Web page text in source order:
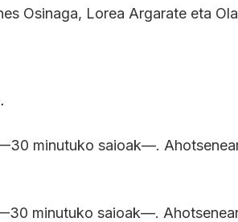
Osinaga, Lorea Argarate eta
minutuko saioak—.
minutuko saioak—.